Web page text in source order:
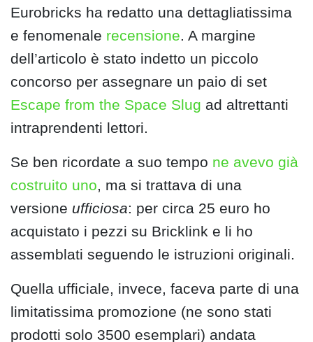
Eurobricks ha redatto una dettagliatissima
e fenomenale recensione. A margine
dell’articolo è stato indetto un piccolo
concorso per assegnare un paio di set
Escape from the Space Slug ad altrettanti
intraprendenti lettori.
Se ben ricordate a suo tempo ne avevo già
costruito uno, ma si trattava di una
versione ufficiosa: per circa 25 euro ho
acquistato i pezzi su Bricklink e li ho
assemblati seguendo le istruzioni originali.
Quella ufficiale, invece, faceva parte di una
limitatissima promozione (ne sono stati
prodotti solo 3500 esemplari) andata